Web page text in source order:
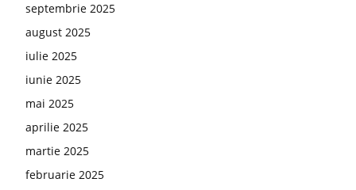
septembrie 2025
august 2025
iulie 2025
iunie 2025
mai 2025
aprilie 2025
martie 2025
februarie 2025